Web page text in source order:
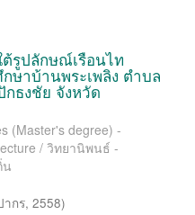
รูปลักษณ์เรือนไท
ษาบ้านพระเพลิง ตำบล
กธงชัย จังหวัด
(Master's degree) -
/ วิทยานิพนธ์ -
น
กร, 2558)